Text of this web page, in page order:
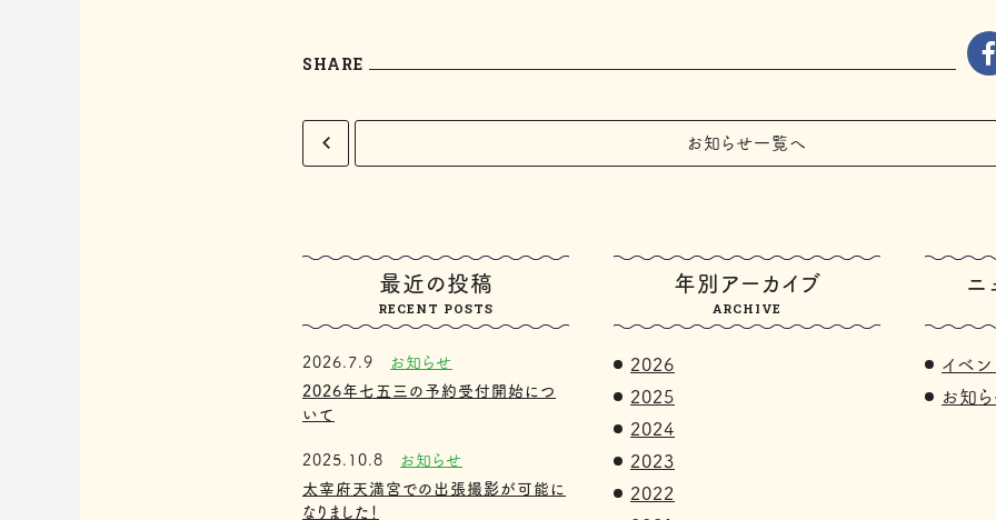
SHARE
お知らせ一覧へ
最近の投稿
RECENT POSTS
2026.7.9
お知らせ
2026年七五三の予約受付開始につ
いて
2025.10.8
お知らせ
太宰府天満宮での出張撮影が可能に
なりました！
年別アーカイブ
ARCHIVE
2026
2025
2024
2023
2022
ニ
イベ
お知